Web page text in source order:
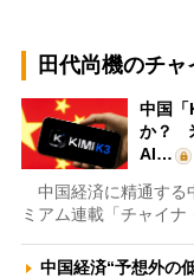
田代尚機のチ
中国「
か？
AI…
中国経済に精通する
ミアム連載「チャイ
中国経済“予想外の